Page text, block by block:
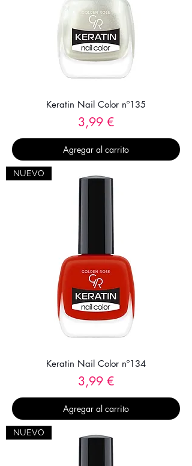
Keratin Nail Color nº135
Precio
3,99 €
Agregar al carrito
NUEVO
Keratin Nail Color nº134
Precio
3,99 €
Agregar al carrito
NUEVO